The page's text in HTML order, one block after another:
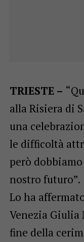
TRIESTE –
alla Risiera di
una
le difficoltà
però
nostro futuro”.
Lo ha
Venezia Giulia
fine della